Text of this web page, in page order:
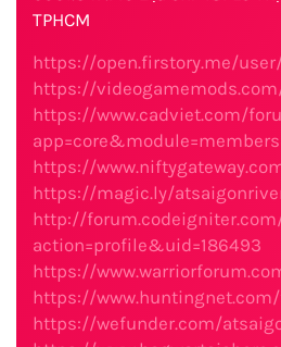
TPHCM
https://open.firstory.me/
https://
https://www.cadviet.com/
https://
https://magic.ly/
http://
action=profile&uid=186493
https://
https://
https://wefunder.com/